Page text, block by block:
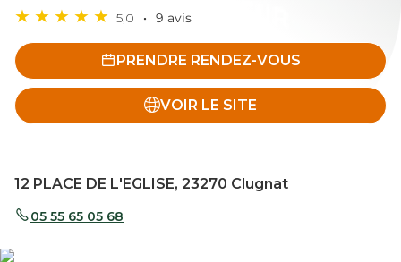
5,0 9 avis
PRENDRE RENDEZ-VOUS
VOIR LE SITE
12 PLACE DE L'EGLISE, 23270 Clugnat
05 55 65 05 68